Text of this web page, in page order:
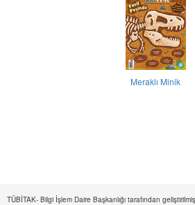
Meraklı Minik
TÜBİTAK- Bilgi İşlem Daire Başkanlığı tarafından